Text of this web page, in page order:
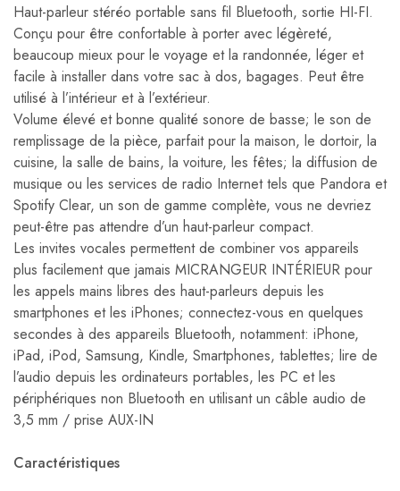
Haut-parleur stéréo portable sans fil Bluetooth, sortie HI-FI.
Conçu pour être confortable à porter avec légèreté,
beaucoup mieux pour le voyage et la randonnée, léger et
facile à installer dans votre sac à dos, bagages. Peut être
utilisé à l’intérieur et à l’extérieur.
Volume élevé et bonne qualité sonore de basse; le son de
remplissage de la pièce, parfait pour la maison, le dortoir, la
cuisine, la salle de bains, la voiture, les fêtes; la diffusion de
musique ou les services de radio Internet tels que Pandora et
Spotify Clear, un son de gamme complète, vous ne devriez
peut-être pas attendre d’un haut-parleur compact.
Les invites vocales permettent de combiner vos appareils
plus facilement que jamais MICRANGEUR INTÉRIEUR pour
les appels mains libres des haut-parleurs depuis les
smartphones et les iPhones; connectez-vous en quelques
secondes à des appareils Bluetooth, notamment: iPhone,
iPad, iPod, Samsung, Kindle, Smartphones, tablettes; lire de
l’audio depuis les ordinateurs portables, les PC et les
périphériques non Bluetooth en utilisant un câble audio de
3,5 mm / prise AUX-IN
Caractéristiques